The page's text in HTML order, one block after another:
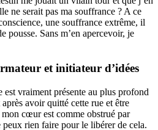
ne serait pas ma souffrance ? A ce
une souffrance extrême, il
pousse. Sans m’en apercevoir, je
et initiateur d’idées
est vraiment présente au plus profond
avoir quitté cette rue et être
cœur est comme obstrué par
rien faire pour le libérer de cela.